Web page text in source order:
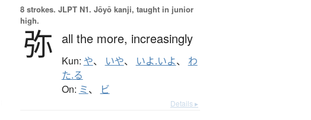
8 strokes. JLPT N1. Jōyō kanji, taught in junior
high.
弥 all the more, increasingly
Kun: や、 いや、 いよ.いよ、 わ
た.る
On: ミ、 ビ
Details ▸